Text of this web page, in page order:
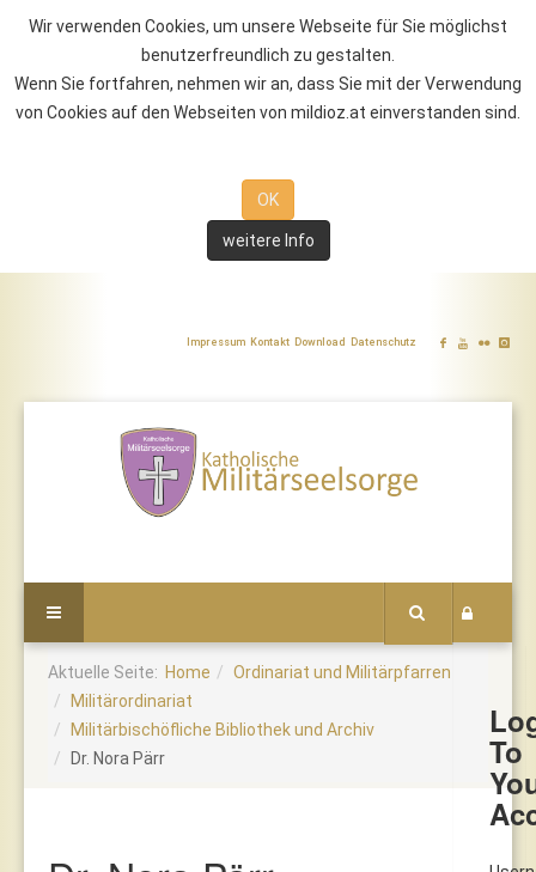
Wir verwenden Cookies, um unsere Webseite für Sie möglichst
benutzerfreundlich zu gestalten.
Wenn Sie fortfahren, nehmen wir an, dass Sie mit der Verwendung
von Cookies auf den Webseiten von mildioz.at einverstanden sind.
OK
weitere Info
Impressum Kontakt Download Datenschutz
To
Aktuelle Seite: Home
Ordinariat und Militärpfarren
Militärordinariat
Militärbischöfliche Bibliothek und Archiv
Dr. Nora Pärr